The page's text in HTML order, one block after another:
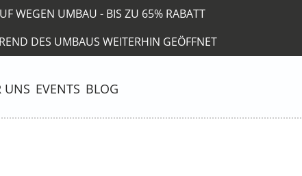
WEGEN UMBAU - BIS ZU 65% RABATT
DES UMBAUS WEITERHIN GEÖFFNET
UNS EVENTS BLOG